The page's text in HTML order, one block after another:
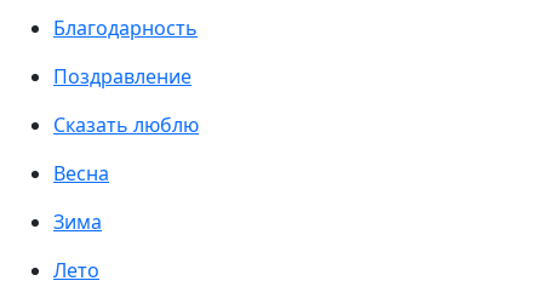
Благодарность
Поздравление
Сказать люблю
Весна
Зима
Лето